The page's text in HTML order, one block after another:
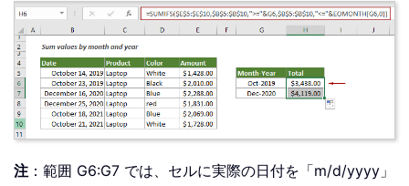
注 ：範囲 G6:G7 では、セルに実際の日付を「m/d/yyyy」